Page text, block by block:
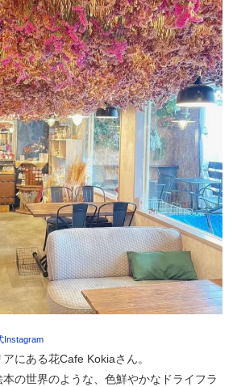
Instagram
アにある花Cafe Kokiaさん。
の世界のような、色鮮やかなドライフラ